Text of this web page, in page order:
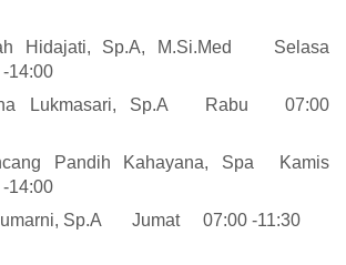
Hidajati, Sp.A, M.Si.Med
Selasa
14:00
Lukmasari, Sp.A
Rabu
07:00
Pandih Kahayana, Spa
Kamis
14:00
Sp.A
Jumat 07:00 -11:30